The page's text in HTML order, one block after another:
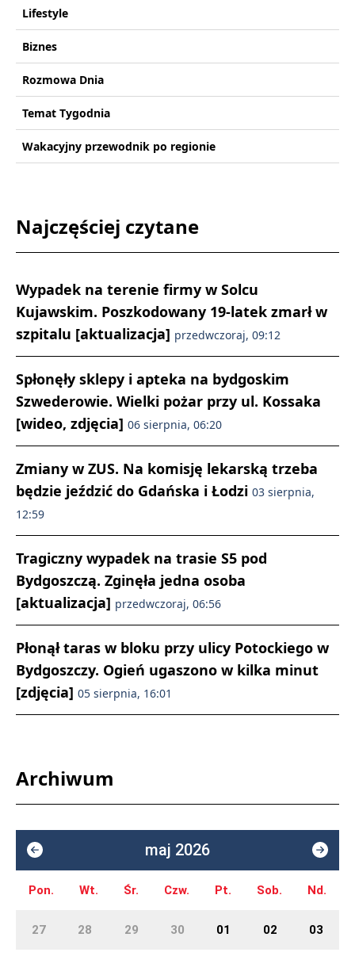
Lifestyle
Biznes
Rozmowa Dnia
Temat Tygodnia
Wakacyjny przewodnik po regionie
Najczęściej czytane
Wypadek na terenie firmy w Solcu
Kujawskim. Poszkodowany 19-latek zmarł w
szpitalu [aktualizacja] przedwczoraj, 09:12
Spłonęły sklepy i apteka na bydgoskim
Szwederowie. Wielki pożar przy ul. Kossaka
[wideo, zdjęcia] 06 sierpnia, 06:20
Zmiany w ZUS. Na komisję lekarską trzeba
będzie jeździć do Gdańska i Łodzi 03 sierpnia,
12:59
Tragiczny wypadek na trasie S5 pod
Bydgoszczą. Zginęła jedna osoba
[aktualizacja] przedwczoraj, 06:56
Płonął taras w bloku przy ulicy Potockiego w
Bydgoszczy. Ogień ugaszono w kilka minut
[zdjęcia] 05 sierpnia, 16:01
Archiwum
maj 2026
Pon. Wt. Śr. Czw. Pt. Sob. Nd.
27 28 29 30 01 02 03